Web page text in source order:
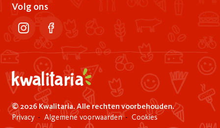
Volg ons
instagramfacebook
home
© 2026 Kwalitaria. Alle rechten voorbehouden.
Service menu
Privacy Algemene voorwaarden Cookies